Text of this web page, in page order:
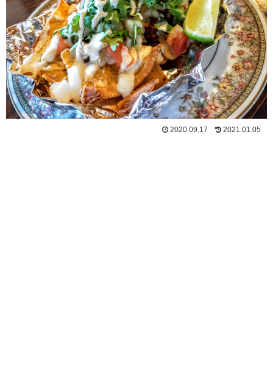
2020.09.17 2021.01.05